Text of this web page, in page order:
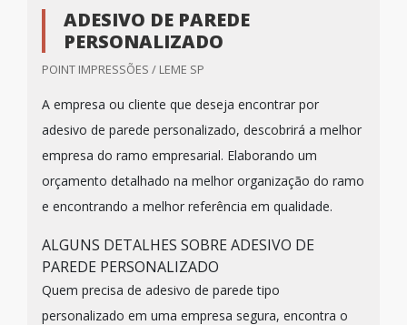
ADESIVO DE PAREDE
PERSONALIZADO
POINT IMPRESSÕES / LEME SP
A empresa ou cliente que deseja encontrar por
adesivo de parede personalizado, descobrirá a melhor
empresa do ramo empresarial. Elaborando um
orçamento detalhado na melhor organização do ramo
e encontrando a melhor referência em qualidade.
ALGUNS DETALHES SOBRE ADESIVO DE
PAREDE PERSONALIZADO
Quem precisa de adesivo de parede tipo
personalizado em uma empresa segura, encontra o